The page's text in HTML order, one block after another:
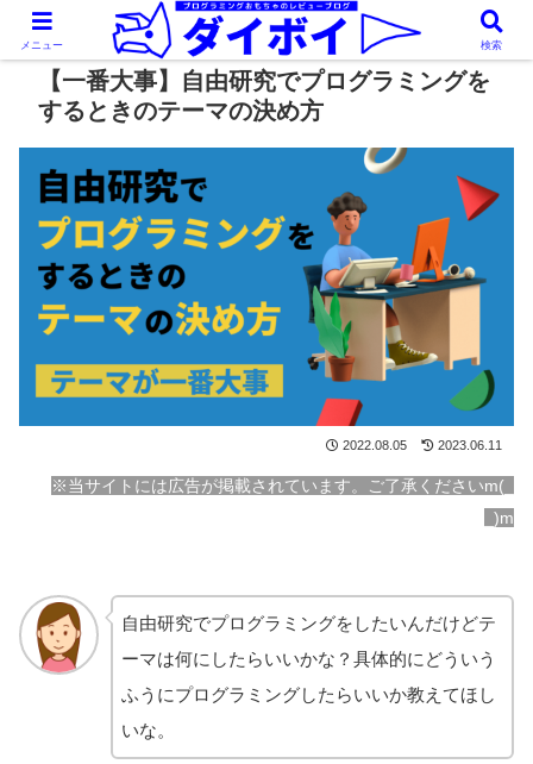
【一番大事】自由研究でプログラミングを
するときのテーマの決め方
2022.08.05 2023.06.11
※当サイトには広告が掲載されています。ご了承くださいm(_
_)m
自由研究でプログラミングをしたいんだけどテ
ーマは何にしたらいいかな？具体的にどういう
ふうにプログラミングしたらいいか教えてほし
いな。
メニュー 検索